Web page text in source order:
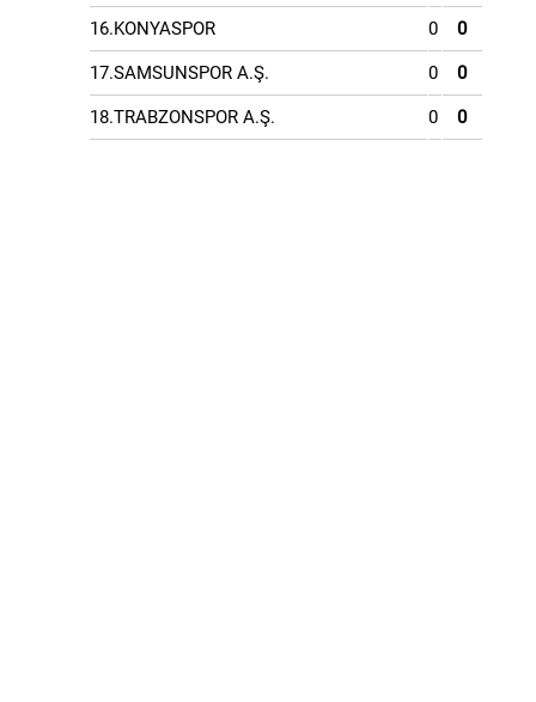
16.KONYASPOR 0 0
17.SAMSUNSPOR A.Ş. 0 0
18.TRABZONSPOR A.Ş. 0 0